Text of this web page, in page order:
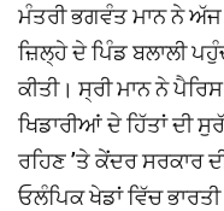
ਮੰਤਰੀ ਭਗਵੰਤ ਮਾਨ ਨੇ ਅੱਜ
ਜ਼ਿਲ੍ਹੇ ਦੇ ਪਿੰਡ ਬਲਾਲੀ
ਕੀਤੀ। ਸ੍ਰੀ ਮਾਨ ਨੇ
ਖਿਡਾਰੀਆਂ ਦੇ ਹਿੱਤਾਂ ਦੀ
ਰਹਿਣ ’ਤੇ ਕੇਂਦਰ ਸਰਕਾਰ
ਓਲੰਪਿਕ ਖੇਡਾਂ ਵਿੱਚ